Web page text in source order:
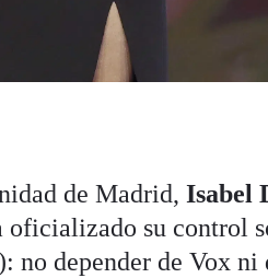
de Madrid,Isabel
su control
no depender de Vox